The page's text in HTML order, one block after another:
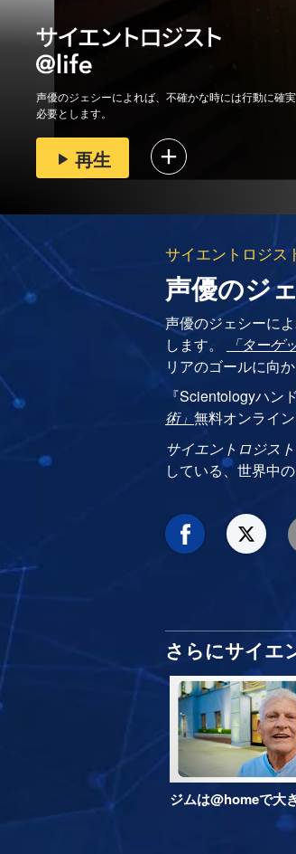
声優のジェシーによれば、不確かな時には行動に確
必要とします。
再生
サイエントロジス
声優のジ
声優のジェシーに
します。
「ターゲ
リアのゴールに向
『Scientologyハン
術」無料オンライ
サイエントロジス
している、世界中
さらにサイエ
ジムは@homeで大